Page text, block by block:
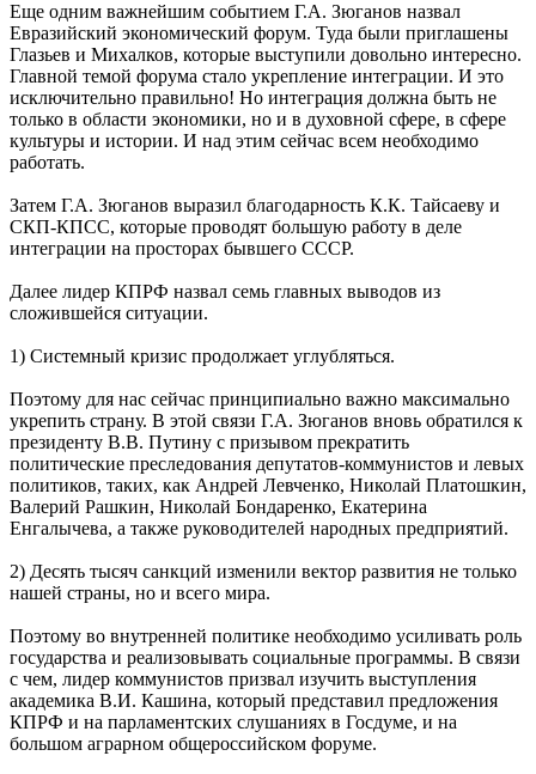
Еще одним важнейшим событием Г.А. Зюганов назвал
Евразийский экономический форум. Туда были приглашены
Глазьев и Михалков, которые выступили довольно интересно.
Главной темой форума стало укрепление интеграции. И это
исключительно правильно! Но интеграция должна быть не
только в области экономики, но и в духовной сфере, в сфере
культуры и истории. И над этим сейчас всем необходимо
работать.
Затем Г.А. Зюганов выразил благодарность К.К. Тайсаеву и
СКП-КПСС, которые проводят большую работу в деле
интеграции на просторах бывшего СССР.
Далее лидер КПРФ назвал семь главных выводов из
сложившейся ситуации.
1) Системный кризис продолжает углубляться.
Поэтому для нас сейчас принципиально важно максимально
укрепить страну. В этой связи Г.А. Зюганов вновь обратился к
президенту В.В. Путину с призывом прекратить
политические преследования депутатов-коммунистов и левых
политиков, таких, как Андрей Левченко, Николай Платошкин,
Валерий Рашкин, Николай Бондаренко, Екатерина
Енгалычева, а также руководителей народных предприятий.
2) Десять тысяч санкций изменили вектор развития не только
нашей страны, но и всего мира.
Поэтому во внутренней политике необходимо усиливать роль
государства и реализовывать социальные программы. В связи
с чем, лидер коммунистов призвал изучить выступления
академика В.И. Кашина, который представил предложения
КПРФ и на парламентских слушаниях в Госдуме, и на
большом аграрном общероссийском форуме.